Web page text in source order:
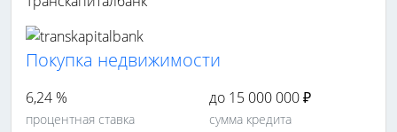
Покупка недвижимости
6,24 %
процентная ставка
до 15 000 000 ₽
сумма кредита